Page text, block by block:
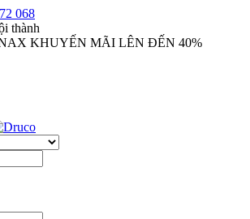
068
thành
KHUYẾN MÃI LÊN ĐẾN 40%